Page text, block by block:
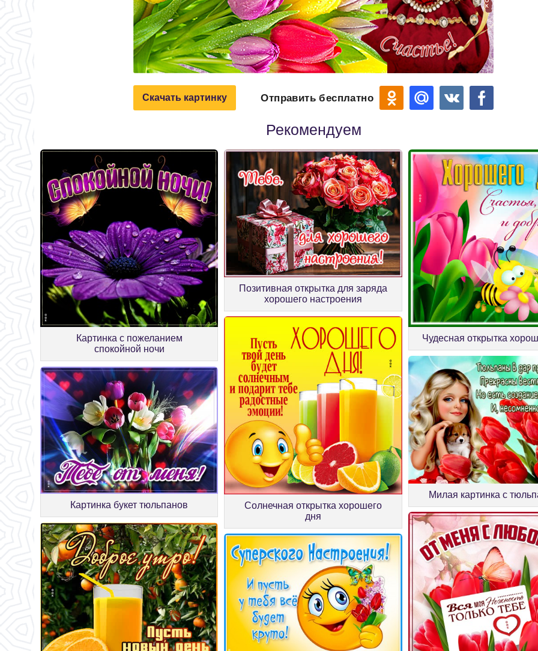
Скачать картинку Отправить бесплатно
Рекомендуем
Картинка с пожеланием
спокойной ночи
Позитивная открытка для заряда
хорошего настроения
Чудесная открытка
Картинка букет тюльпанов
Солнечная открытка хорошего
дня
Милая картинка с